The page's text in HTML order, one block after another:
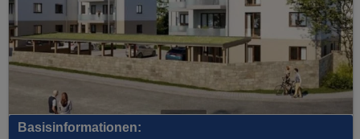
Basisinformationen: